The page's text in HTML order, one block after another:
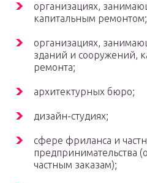
организациях,
капитальным ремонтом;
организациях,
зданий и сооружений,
ремонта;
архитектурных бюро;
дизайн-студиях;
сфере фриланса и
предпринимательства
частным заказам);